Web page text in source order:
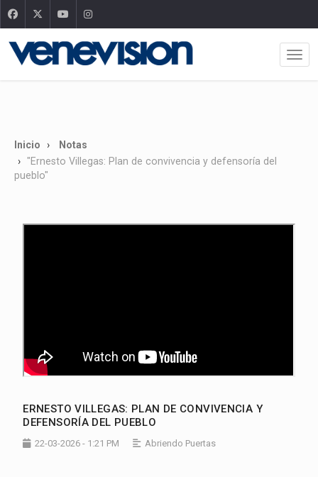
Inicio
Notas
"Ernesto Villegas: Plan de convivencia y defensoría del
pueblo"
ERNESTO VILLEGAS: PLAN DE CONVIVENCIA Y
DEFENSORÍA DEL PUEBLO
22-03-2026 - 1:21 PM Abriendo Puertas